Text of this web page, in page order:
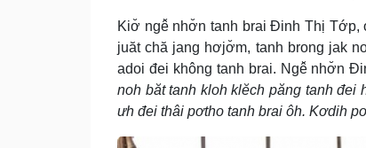
Kiơ̆ ngê̆ nhơ̆n tanh brai Đinh Thị Tớp,
juăt chă jang hơjơ̆m, tanh brong jak
adoi đei không tanh brai. Ngê̆ nhơ̆n
noh băt tanh kloh klĕch păng tanh đei
ưh đei thâi pơtho tanh brai ôh. Kơdih